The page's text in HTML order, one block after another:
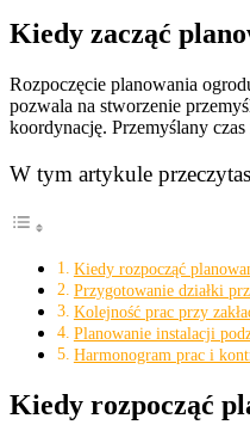
Kiedy zacząć
Rozpoczęcie planowania
pozwala na stworzenie
koordynację. Przemyślany
W tym artykule
Kiedy rozpocząć
Przygotowanie działki
Kolejność prac przy
Planowanie instalacji
Harmonogram prac i
Kiedy rozpocząć